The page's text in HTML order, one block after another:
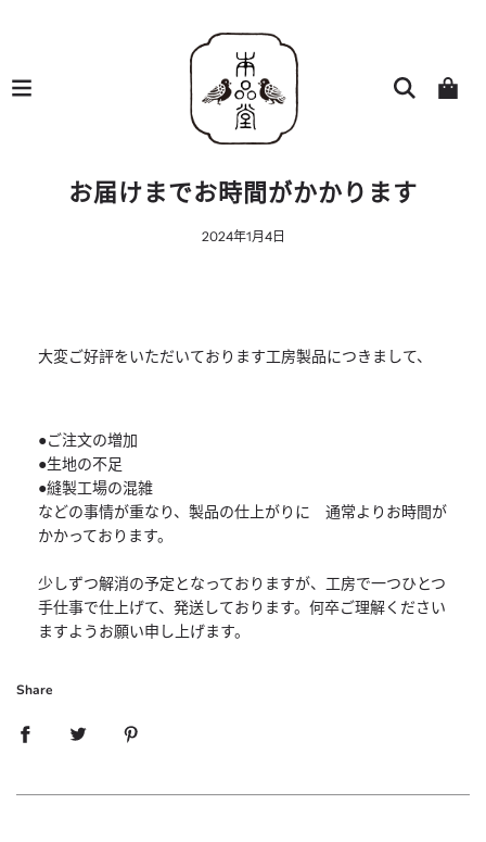
お届けまでお時間がかかります
2024年1月4日
大変ご好評をいただいております工房製品につきまして、
●ご注文の増加
●生地の不足
●縫製工場の混雑
などの事情が重なり、製品の仕上がりに 通常よりお時間が
かかっております。
少しずつ解消の予定となっておりますが、工房で一つひとつ
手仕事で仕上げて、発送しております。何卒ご理解ください
ますようお願い申し上げます。
Share